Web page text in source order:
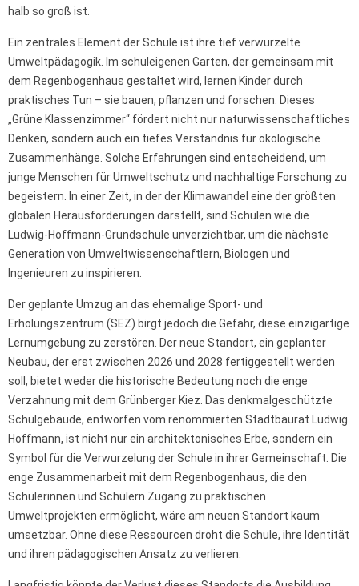
halb so groß ist.
Ein zentrales Element der Schule ist ihre tief verwurzelte
Umweltpädagogik. Im schuleigenen Garten, der gemeinsam mit
dem Regenbogenhaus gestaltet wird, lernen Kinder durch
praktisches Tun – sie bauen, pflanzen und forschen. Dieses
„Grüne Klassenzimmer“ fördert nicht nur naturwissenschaftliches
Denken, sondern auch ein tiefes Verständnis für ökologische
Zusammenhänge. Solche Erfahrungen sind entscheidend, um
junge Menschen für Umweltschutz und nachhaltige Forschung zu
begeistern. In einer Zeit, in der der Klimawandel eine der größten
globalen Herausforderungen darstellt, sind Schulen wie die
Ludwig-Hoffmann-Grundschule unverzichtbar, um die nächste
Generation von Umweltwissenschaftlern, Biologen und
Ingenieuren zu inspirieren.
Der geplante Umzug an das ehemalige Sport- und
Erholungszentrum (SEZ) birgt jedoch die Gefahr, diese einzigartige
Lernumgebung zu zerstören. Der neue Standort, ein geplanter
Neubau, der erst zwischen 2026 und 2028 fertiggestellt werden
soll, bietet weder die historische Bedeutung noch die enge
Verzahnung mit dem Grünberger Kiez. Das denkmalgeschützte
Schulgebäude, entworfen vom renommierten Stadtbaurat Ludwig
Hoffmann, ist nicht nur ein architektonisches Erbe, sondern ein
Symbol für die Verwurzelung der Schule in ihrer Gemeinschaft. Die
enge Zusammenarbeit mit dem Regenbogenhaus, die den
Schülerinnen und Schülern Zugang zu praktischen
Umweltprojekten ermöglicht, wäre am neuen Standort kaum
umsetzbar. Ohne diese Ressourcen droht die Schule, ihre Identität
und ihren pädagogischen Ansatz zu verlieren.